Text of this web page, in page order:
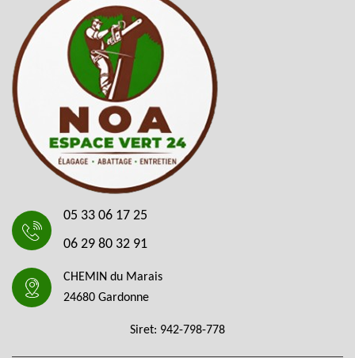
05 33 06 17 25
06 29 80 32 91
CHEMIN du Marais
24680 Gardonne
Siret: 942-798-778